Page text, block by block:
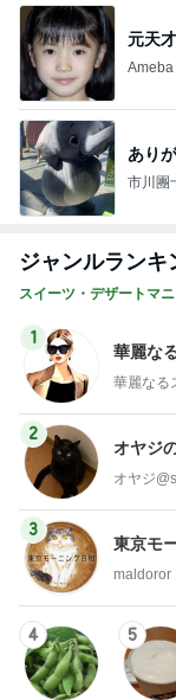
元天
Ameba
あり
市川團
ジャンルランキ
スイーツ・デザートマ
1
華麗な
華麗なる
2
オヤジ
オヤジ
3
東京モ
maldoror
4 5